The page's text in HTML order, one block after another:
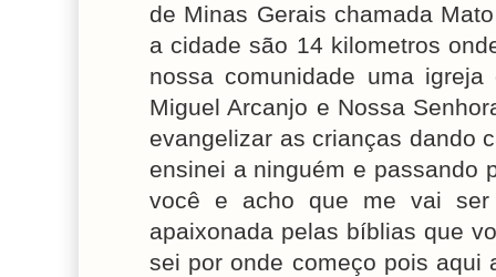
de Minas Gerais chamada
a cidade são 14 kilometros
nossa comunidade uma
Miguel Arcanjo e Nossa
evangelizar as crianças dando
ensinei a ninguém e passando
você e acho que me vai
apaixonada pelas bíblias que
sei por onde começo pois aqui